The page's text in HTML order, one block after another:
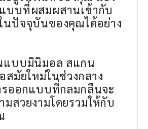
บบที่ผสมผสานเข้ากับ
นปัจจุบันของคุณได้อย่าง
แบบมินิมอล สแกน
สมัยใหม่ในช่วงกลาง
รออกแบบที่กลมกลืนจะ
มสวยงามโดยรวมให้กับ